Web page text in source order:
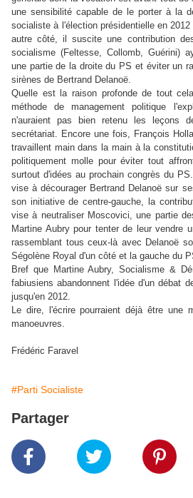
une sensibilité capable de le porter à la
socialiste à l'élection présidentielle en
autre côté, il suscite une contribution
socialisme (Feltesse, Collomb, Guérini)
une partie de la droite du PS et éviter un
sirènes de Bertrand Delanoë.
Quelle est la raison profonde de tout
méthode de management politique
n'auraient pas bien retenu les leçons
secrétariat. Encore une fois, François
travaillent main dans la main à la
politiquement molle pour éviter tout
surtout d'idées au prochain congrès du
vise à décourager Bertrand Delanoë sur
son initiative de centre-gauche, la
vise à neutraliser Moscovici, une partie
Martine Aubry pour tenter de leur vendre
rassemblant tous ceux-là avec Delanoë
Ségolène Royal d'un côté et la gauche du
Bref que Martine Aubry, Socialisme &
fabiusiens abandonnent l'idée d'un débat
jusqu'en 2012.
Le dire, l'écrire pourraient déjà être une
manoeuvres.
Frédéric Faravel
#Parti Socialiste
Partager